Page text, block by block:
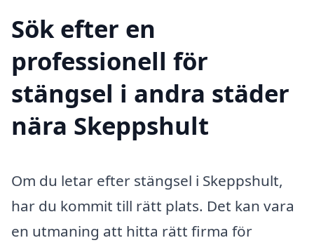
Sök efter en
professionell för
stängsel i andra städer
nära Skeppshult
Om du letar efter stängsel i Skeppshult,
har du kommit till rätt plats. Det kan vara
en utmaning att hitta rätt firma för